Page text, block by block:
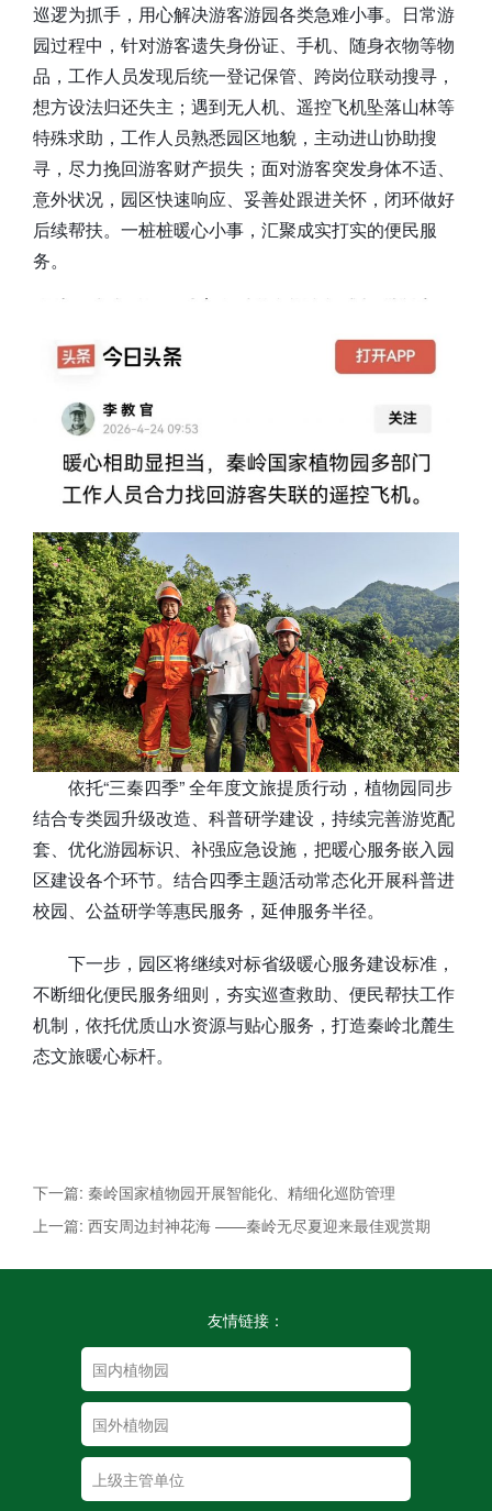
巡逻为抓手，用心解决游客游园各类急难小事。日常游
园过程中，针对游客遗失身份证、手机、随身衣物等物
品，工作人员发现后统一登记保管、跨岗位联动搜寻，
想方设法归还失主；遇到无人机、遥控飞机坠落山林等
特殊求助，工作人员熟悉园区地貌，主动进山协助搜
寻，尽力挽回游客财产损失；面对游客突发身体不适、
意外状况，园区快速响应、妥善处跟进关怀，闭环做好
后续帮扶。一桩桩暖心小事，汇聚成实打实的便民服
务。
依托“三秦四季” 全年度文旅提质行动，植物园同步
结合专类园升级改造、科普研学建设，持续完善游览配
套、优化游园标识、补强应急设施，把暖心服务嵌入园
区建设各个环节。结合四季主题活动常态化开展科普进
校园、公益研学等惠民服务，延伸服务半径。
下一步，园区将继续对标省级暖心服务建设标准，
不断细化便民服务细则，夯实巡查救助、便民帮扶工作
机制，依托优质山水资源与贴心服务，打造秦岭北麓生
态文旅暖心标杆。
下一篇: 秦岭国家植物园开展智能化、精细化巡防管理
上一篇: 西安周边封神花海 ——秦岭无尽夏迎来最佳观赏期
友情链接：